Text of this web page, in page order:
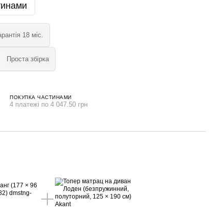
18 міс.
Проста збірка
ПОКУПКА ЧАСТИНАМИ
4 платежі по 4 047.50 грн